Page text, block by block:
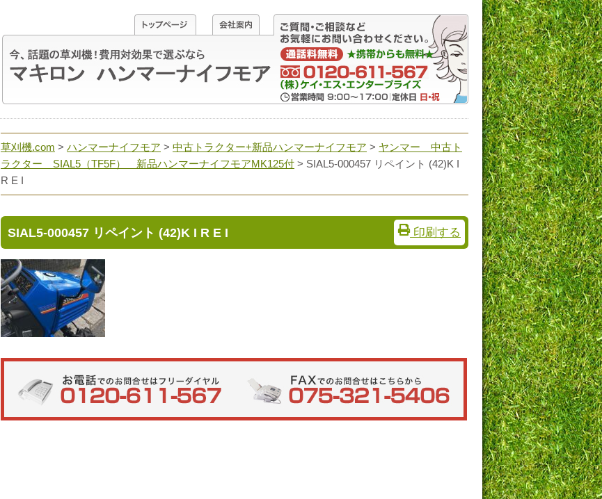
草刈機.com > ハンマーナイフモア > 中古トラクター+新品ハンマーナイフモア > ヤンマー 中古ト
ラクター SIAL5（TF5F） 新品ハンマーナイフモアMK125付 > SIAL5-000457 リペイント (42)K I
R E I
SIAL5-000457 リペイント (42)K I R E I 印刷する